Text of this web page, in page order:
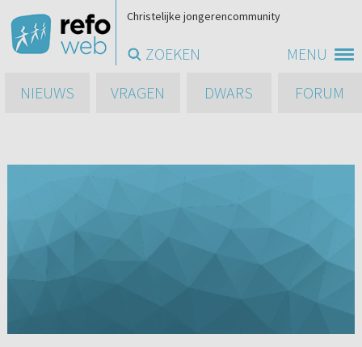
MENU
Christelijke jongerencommunity
ZOEKEN
NIEUWS
VRAGEN DWARS FORUM